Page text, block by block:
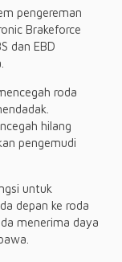
pengereman
Brakeforce
dan EBD
roda
hilang
pengemudi
untuk
depan ke roda
menerima daya